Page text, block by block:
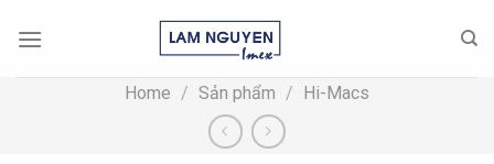
Home / Sản phẩm / Hi-Macs